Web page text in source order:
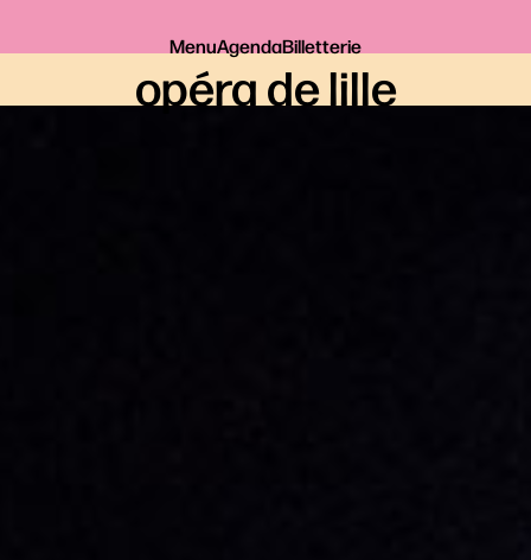
MenuAgendaBilletterie
opéra de lille